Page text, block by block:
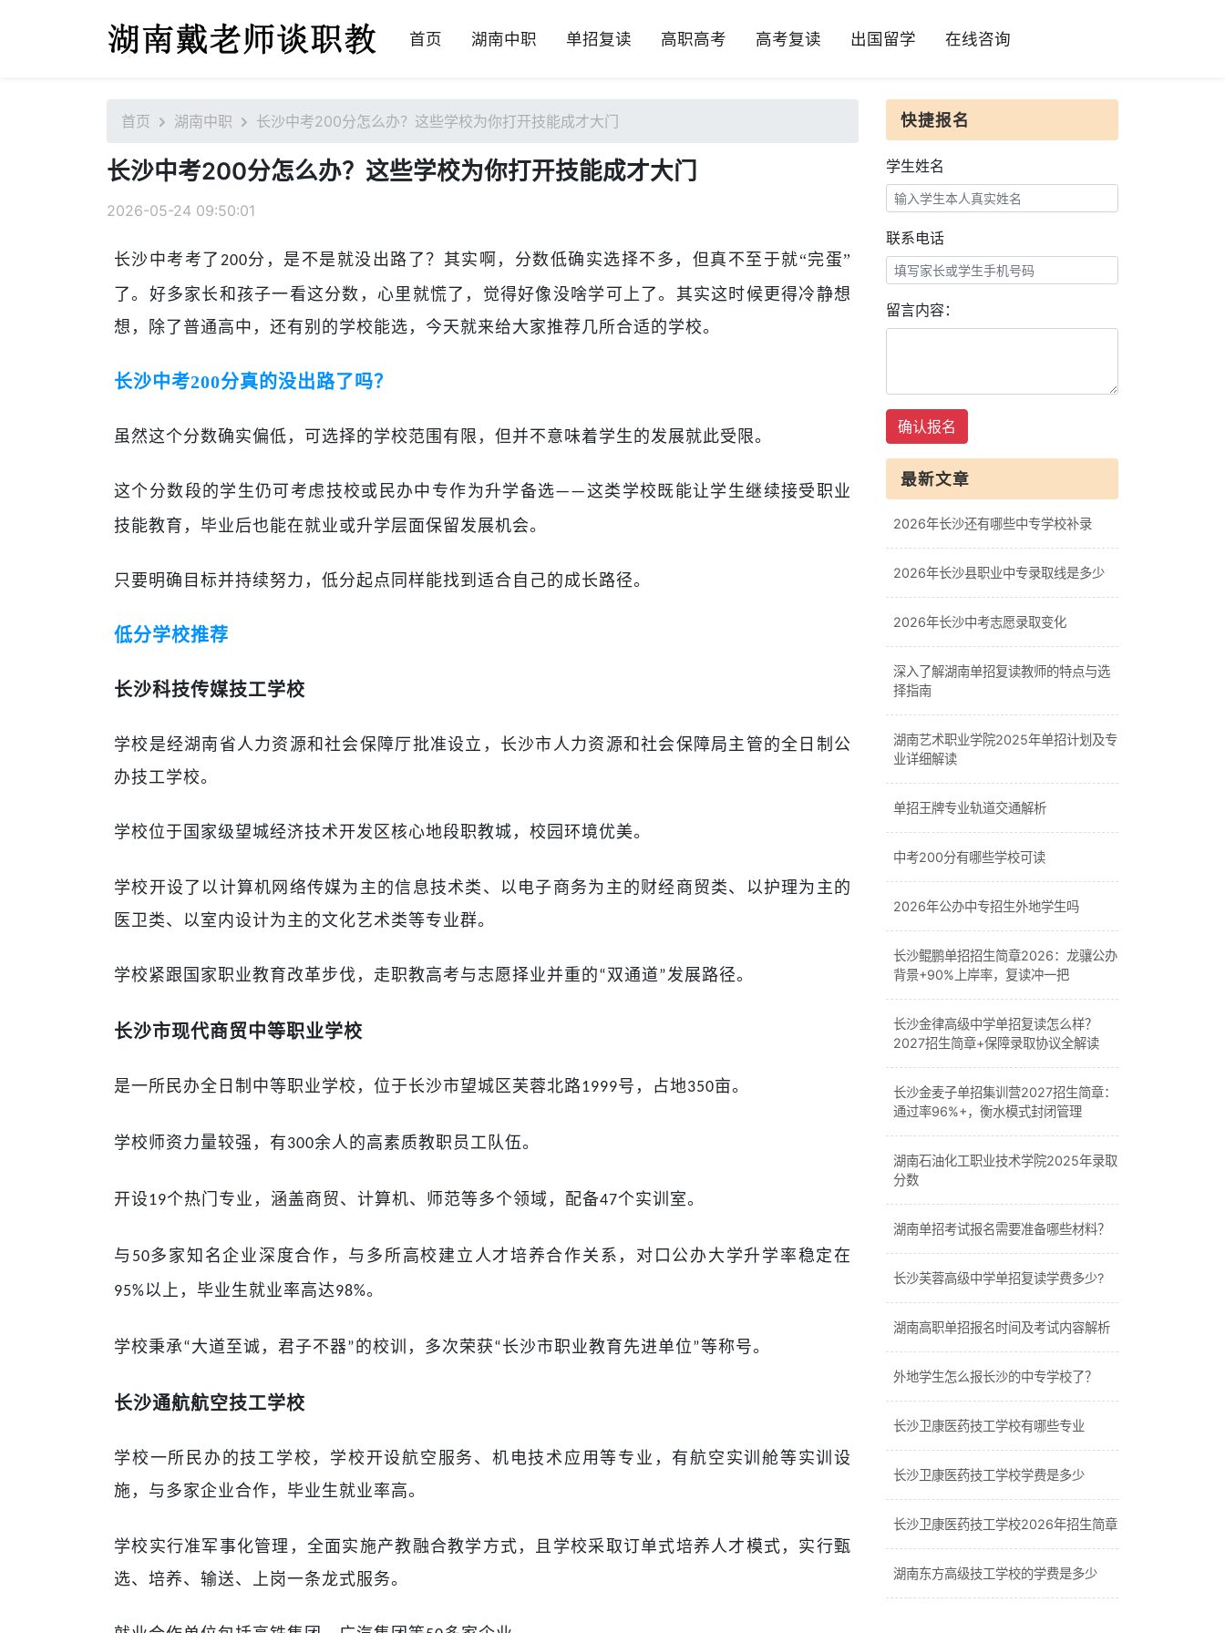
首页 湖南中职 单招复读 高职高考 高考复读 出国留学 在线咨询
首页 湖南中职 长沙中考200分怎么办？这些学校为你打开技能成才大门
长沙中考200分怎么办？这些学校为你打开技能成才大门
2026-05-24 09:50:01
长沙中考考了 200分，是不是就没出路了？其实啊，分数低确实选择不多，但真不至于就“完蛋”
了。好多家长和孩子一看这分数，心里就慌了，觉得好像没啥学可上了。其实这时候更得冷静想
想，除了普通高中，还有别的学校能选，今天就来给大家推荐几所合适的学校。
长沙中考200分真的没出路了吗？
虽然这个分数确实偏低，可选择的学校范围有限，但并不意味着学生的发展就此受限。
这个分数段的学生仍可考虑技校或民办中专作为升学备选——这类学校既能让学生继续接受职业
技能教育，毕业后也能在就业或升学层面保留发展机会。
只要明确目标并持续努力，低分起点同样能找到适合自己的成长路径。
低分学校推荐
长沙科技传媒技工学校
学校 是经湖南省人力资源和社会保障厅批准设立，长沙市人力资源和社会保障局主管的全日制公
办技工学校。
学校位于国家级望城经济技术开发区核心地段职教城，校园环境优美。
学校开设了以计算机网络传媒为主的信息技术类、以电子商务为主的财经商贸类、以护理为主的
医卫类、以室内设计为主的文化艺术类等专业群。
学校紧跟国家职业教育改革步伐，走职教高考与志愿择业并重的“ 双通道”发展路径。
长沙市现代商贸中等职业学校
是一所民办全日制中等职业学校，位于长沙市望城区芙蓉北路1999号，占地350亩。
学校师资力量较强，有300余人的高素质教职员工队伍。
开设19个热门专业，涵盖商贸、计算机、师范等多个领域，配备47个实训室。
与 50多家知名企业深度合作，与多所高校建立人才培养合作关系，对口公办大学升学率稳定在
95%以上，毕业生就业率高达98%。
学校秉承“ 大道至诚，君子不器” 的校训，多次荣获“ 长沙市职业教育先进单位”等称号。
长沙通航航空技工学校
学校一所民办的技工学校，学校 开设航空服务、机电技术应用等专业，有航空实训舱等实训设
施，与多家企业合作，毕业生就业率高。
学校实行准军事化管理，全面实施产教融合教学方式，且学校采取订单式培养人才模式，实行甄
选、培养、输送、上岗一条龙式服务。
快捷报名
学生姓名
联系电话
留言内容：
确认报名
最新文章
2026年长沙还有哪些中专学校补录
2026年长沙县职业中专录取线是多少
2026年长沙中考志愿录取变化
深入了解湖南单招复读教师的特点与选
择指南
湖南艺术职业学院2025年单招计划及专
业详细解读
单招王牌专业轨道交通解析
中考200分有哪些学校可读
2026年公办中专招生外地学生吗
长沙鲲鹏单招招生简章2026：龙骧公办
背景+90%上岸率，复读冲一把
长沙金律高级中学单招复读怎么样？
2027招生简章+保障录取协议全解读
长沙金麦子单招集训营2027招生简章：
通过率96%+，衡水模式封闭管理
湖南石油化工职业技术学院2025年录取
分数
湖南单招考试报名需要准备哪些材料？
长沙芙蓉高级中学单招复读学费多少?
湖南高职单招报名时间及考试内容解析
外地学生怎么报长沙的中专学校了？
长沙卫康医药技工学校有哪些专业
长沙卫康医药技工学校学费是多少
长沙卫康医药技工学校2026年招生简章
湖南东方高级技工学校的学费是多少